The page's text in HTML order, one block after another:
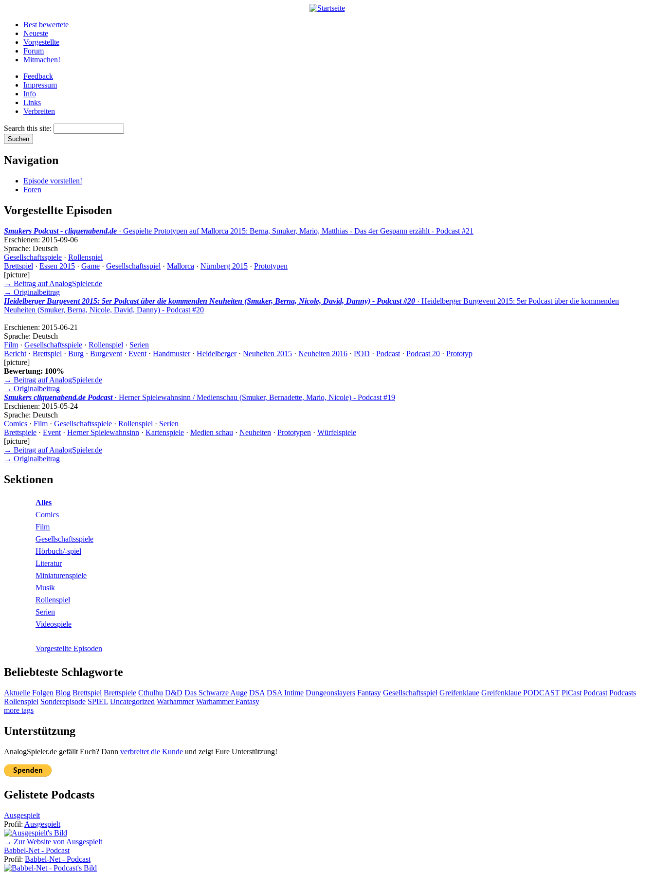
Best bewertete
Neueste
Vorgestellte
Forum
Mitmachen!
Feedback
Impressum
Info
Links
Verbreiten
Search this site:
Navigation
Episode vorstellen!
Foren
Vorgestellte Episoden
Smukers Podcast - cliquenabend.de · Gespielte Prototypen auf Mallorca 2015: Berna, Smuker, Mario, Matthias - Das 4er Gespann erzählt - Podcast #21
Erschienen: 2015-09-06
Sprache: Deutsch
Gesellschaftsspiele · Rollenspiel
Brettspiel · Essen 2015 · Game · Gesellschaftsspiel · Mallorca · Nürnberg 2015 · Prototypen
[picture]
→ Beitrag auf AnalogSpieler.de
→ Originalbeitrag
Heidelberger Burgevent 2015: 5er Podcast über die kommenden Neuheiten (Smuker, Berna, Nicole, David, Danny) - Podcast #20 · Heidelberger Burgevent 2015: 5er Podcast über die kommenden
Neuheiten (Smuker, Berna, Nicole, David, Danny) - Podcast #20
Erschienen: 2015-06-21
Sprache: Deutsch
Film · Gesellschaftsspiele · Rollenspiel · Serien
Bericht · Brettspiel · Burg · Burgevent · Event · Handmuster· Heidelberger· Neuheiten 2015 · Neuheiten 2016 · POD · Podcast · Podcast 20 · Prototyp
[picture]
Bewertung: 100%
→ Beitrag auf AnalogSpieler.de
→ Originalbeitrag
Smukers cliquenabend.de Podcast· Herner Spielewahnsinn / Medienschau (Smuker, Bernadette, Mario, Nicole) - Podcast #19
Erschienen: 2015-05-24
Sprache: Deutsch
Comics · Film · Gesellschaftsspiele · Rollenspiel · Serien
Brettspiele · Event · Herner Spielewahnsinn · Kartenspiele · Medien schau · Neuheiten · Prototypen · Würfelspiele
[picture]
→ Beitrag auf AnalogSpieler.de
→ Originalbeitrag
Sektionen
Alles
Comics
Film
Gesellschaftsspiele
Hörbuch/-spiel
Literatur
Miniaturenspiele
Musik
Rollenspiel
Serien
Videospiele
Vorgestellte Episoden
Beliebteste Schlagworte
Aktuelle Folgen Blog Brettspiel Brettspiele Cthulhu D&D Das Schwarze Auge DSA DSA Intime Dungeonslayers Fantasy Gesellschaftsspiel Greifenklaue Greifenklaue PODCAST PiCast Podcast Podcasts
Rollenspiel Sonderepisode SPIEL Uncategorized Warhammer Warhammer Fantasy
more tags
Unterstützung
AnalogSpieler.de gefällt Euch? Dann verbreitet die Kunde und zeigt Eure Unterstützung!
Gelistete Podcasts
Ausgespielt
Profil: Ausgespielt
→ Zur Website von Ausgespielt
Babbel-Net - Podcast
Profil: Babbel-Net - Podcast